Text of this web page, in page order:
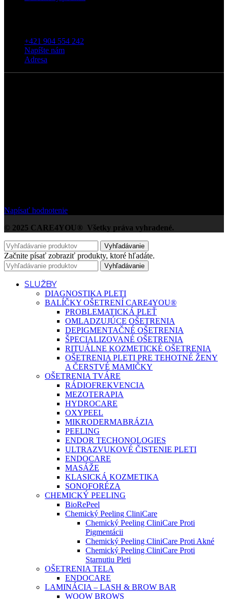
+421 904 554 242
Napíšte nám
Adresa
Napísať hodnotenie
© 2025 CARE4YOU® Všetky práva vyhradené.
Vyhľadávanie
Začnite písať zobraziť produkty, ktoré hľadáte.
Vyhľadávanie
SLUŽBY
DIAGNOSTIKA PLETI
BALÍČKY OŠETRENÍ CARE4YOU®
PROBLEMATICKÁ PLEŤ
OMLADZUJÚCE OŠETRENIA
DEPIGMENTAČNÉ OŠETRENIA
ŠPECIALIZOVANÉ OŠETRENIA
RITUÁLNE KOZMETICKÉ OŠETRENIA
OŠETRENIA PLETI PRE TEHOTNÉ ŽENY
A ČERSTVÉ MAMIČKY
OŠETRENIA TVÁRE
RÁDIOFREKVENCIA
MEZOTERAPIA
HYDROCARE
OXYPEEL
MIKRODERMABRÁZIA
PEELING
ENDOR TECHONOLOGIES
ULTRAZVUKOVÉ ČISTENIE PLETI
ENDOCARE
MASÁŽE
KLASICKÁ KOZMETIKA
SONOFORÉZA
CHEMICKÝ PEELING
BioRePeel
Chemický Peeling CliniCare
Chemický Peeling CliniCare Proti
Pigmentácii
Chemický Peeling CliniCare Proti Akné
Chemický Peeling CliniCare Proti
Starnutiu Pleti
OŠETRENIA TELA
ENDOCARE
LAMINÁCIA – LASH & BROW BAR
WOOW BROWS